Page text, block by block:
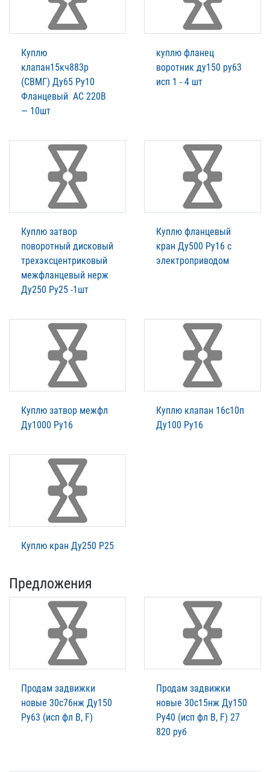
Куплю
клапан15кч883р
(СВМГ) Ду65 Ру10
Фланцевый АС 220В
— 10шт
куплю фланец
воротник ду150 ру63
исп 1 - 4 шт
Куплю затвор
поворотный дисковый
трехэксцентриковый
межфланцевый нерж
Ду250 Ру25 -1шт
Куплю фланцевый
кран Ду500 Ру16 с
электроприводом
Куплю затвор межфл
Ду1000 Ру16
Куплю клапан 16с10п
Ду100 Ру16
Куплю кран Ду250 Р25
Предложения
Продам задвижки
новые 30с76нж Ду150
Ру63 (исп фл В, F)
Продам задвижки
новые 30с15нж Ду150
Ру40 (исп фл В, F) 27
820 руб